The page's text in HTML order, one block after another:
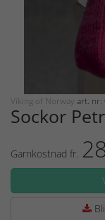
Viking of Norway art. nr:
Sockor
Garnkostnad fr.
Bli